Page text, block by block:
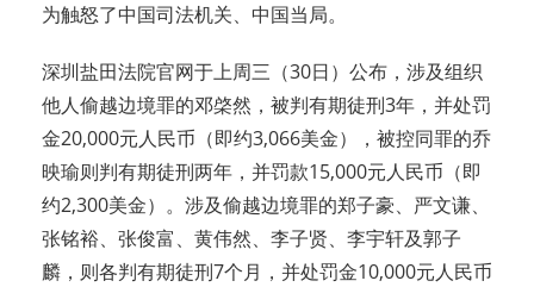
为触怒了中国司法机关、中国当局。
深圳盐田法院官网于上周三（30日）公布，涉及组织
他人偷越边境罪的邓棨然，被判有期徒刑3年，并处罚
金20,000元人民币（即约3,066美金），被控同罪的乔
映瑜则判有期徒刑两年，并罚款15,000元人民币（即
约2,300美金）。涉及偷越边境罪的郑子豪、严文谦、
张铭裕、张俊富、黄伟然、李子贤、李宇轩及郭子
麟，则各判有期徒刑7个月，并处罚金10,000元人民币